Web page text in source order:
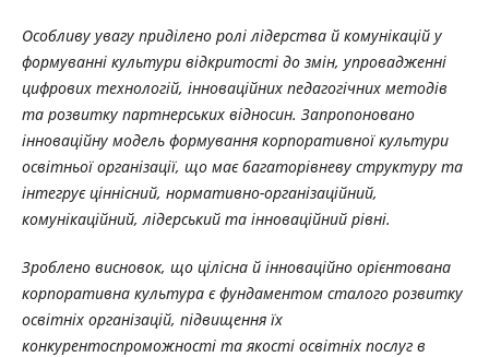
Особливу увагу приділено ролі лідерства й комунікацій у
формуванні культури відкритості до змін, упровадженні
цифрових технологій, інноваційних педагогічних методів
та розвитку партнерських відносин. Запропоновано
інноваційну модель формування корпоративної культури
освітньої організації, що має багаторівневу структуру та
інтегрує ціннісний, нормативно-організаційний,
комунікаційний, лідерський та інноваційний рівні.
Зроблено висновок, що цілісна й інноваційно орієнтована
корпоративна культура є фундаментом сталого розвитку
освітніх організацій, підвищення їх
конкурентоспроможності та якості освітніх послуг в